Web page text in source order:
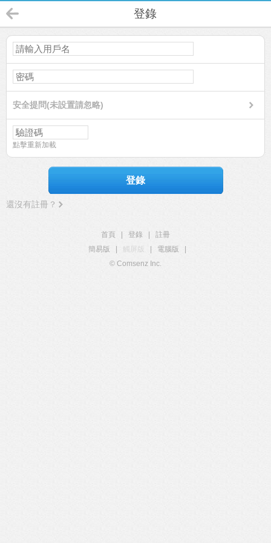
登錄
安全提問(未設置請忽略)
點擊重新加載
登錄
還沒有註冊？
首頁 登錄
註冊
簡易版
觸屏版 電腦版
© Comsenz Inc.